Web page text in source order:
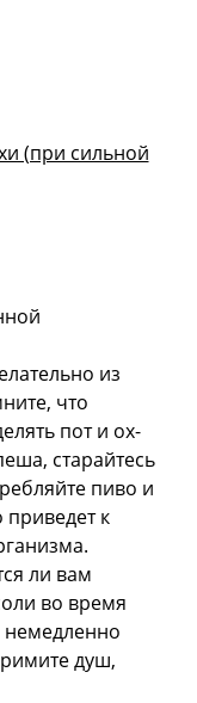
(при сильной
из
что
пот и ох­
старайтесь
пиво и
приведет к
ли вам
во время
душ,